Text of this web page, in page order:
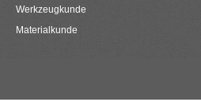
Werkzeugkunde
Materialkunde